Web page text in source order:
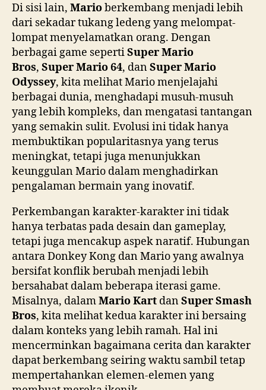
Di sisi lain, Marioberkembang menjadi lebih
dari sekadar tukang ledeng yang melompat-
lompat menyelamatkan orang. Dengan
berbagai game sepertiSuper Mario
Bros, Super Mario 64, danSuper Mario
Odyssey, kita melihat Mario menjelajahi
berbagai dunia, menghadapi musuh-musuh
yang lebih kompleks, dan mengatasi tantangan
yang semakin sulit. Evolusi ini tidak hanya
membuktikan popularitasnya yang terus
meningkat, tetapi juga menunjukkan
keunggulan Mario dalam menghadirkan
pengalaman bermain yang inovatif.
Perkembangan karakter-karakter ini tidak
hanya terbatas pada desain dan gameplay,
tetapi juga mencakup aspek naratif. Hubungan
antara Donkey Kong dan Mario yang awalnya
bersifat konflik berubah menjadi lebih
bersahabat dalam beberapa iterasi game.
Misalnya, dalamMario Kart danSuper Smash
Bros, kita melihat kedua karakter ini bersaing
dalam konteks yang lebih ramah. Hal ini
mencerminkan bagaimana cerita dan karakter
dapat berkembang seiring waktu sambil tetap
mempertahankan elemen-elemen yang